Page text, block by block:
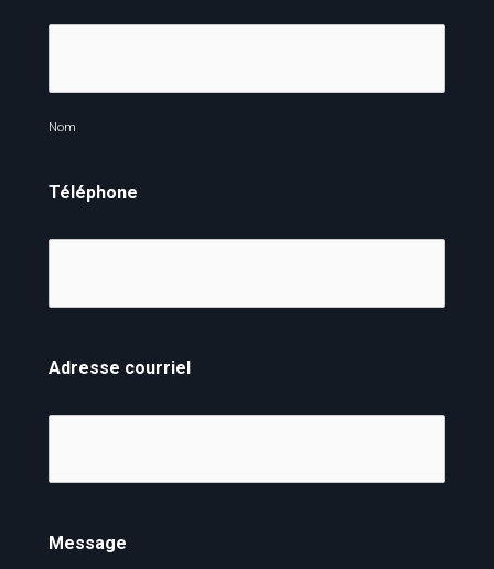
Nom
Téléphone
Adresse courriel
Message